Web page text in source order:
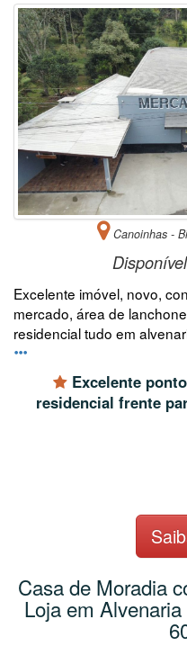
Canoinhas -
Excelente imóvel, novo,
mercado, área de
residencial tudo em
Excelente
residencial frente
Casa de Moradia
Loja em